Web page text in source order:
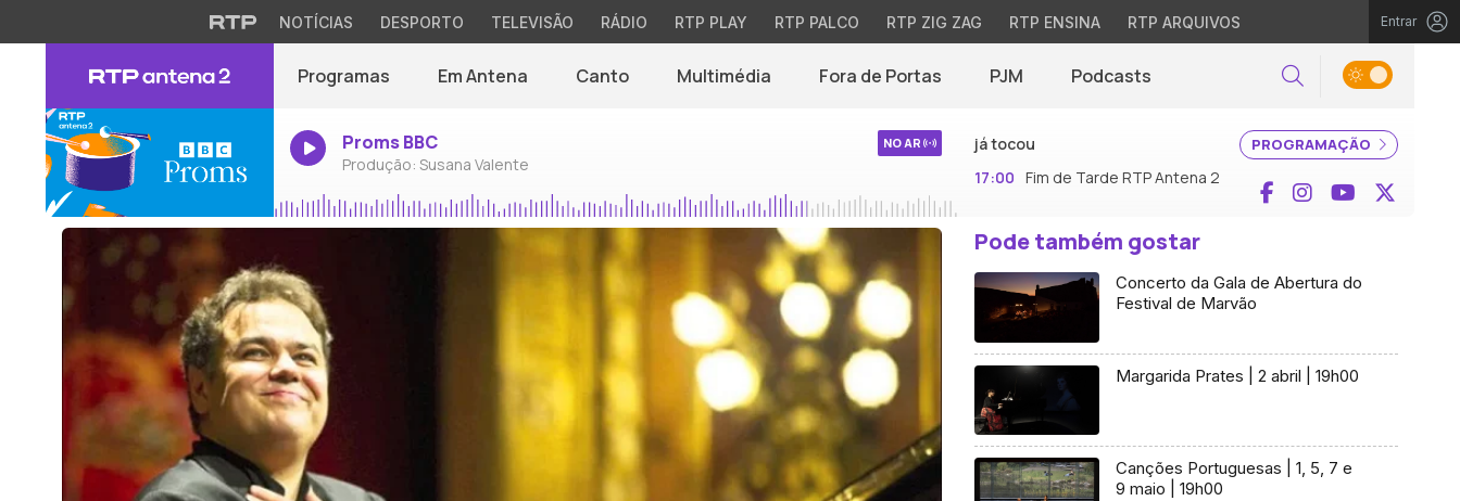
NOTÍCIAS DESPORTO TELEVISÃO RÁDIO RTP PLAY RTP PALCO RTP ZIG ZAG RTP ENSINA RTP ARQUIVOS Entrar
Programas Em Antena Canto Multimédia Fora de Portas PJM Podcasts Pesquisar
Proms BBC
Produção: Susana Valente
NO AR PROGRAMAÇÃO
já tocou
17:00 Fim de Tarde RTP Antena 2 Facebook
InstagramYouTube
Pode também gostar
Concerto da Gala de Abertura do
Festival de Marvão
Margarida Prates | 2 abril | 19h00
Canções Portuguesas | 1, 5, 7 e
9 maio | 19h00